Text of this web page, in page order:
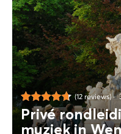
(12 reviews)
Privé
muziek in